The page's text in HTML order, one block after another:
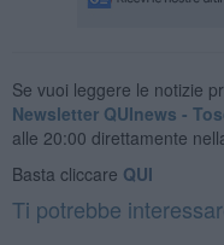
Se vuoi leggere le notizie
Newsletter QUInews -
alle 20:00 direttamente
Basta cliccare QUI
Ti potrebbe